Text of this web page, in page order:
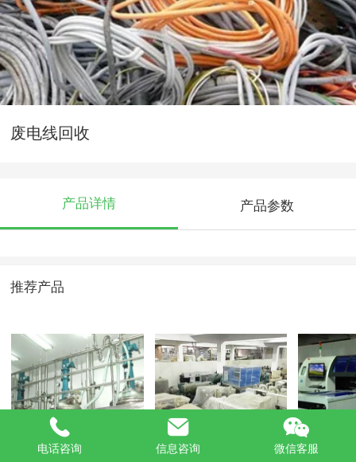
废电线回收
产品详情 产品参数
推荐产品
化工设备 中央空调 贴片机
电话咨询 信息咨询 微信客服